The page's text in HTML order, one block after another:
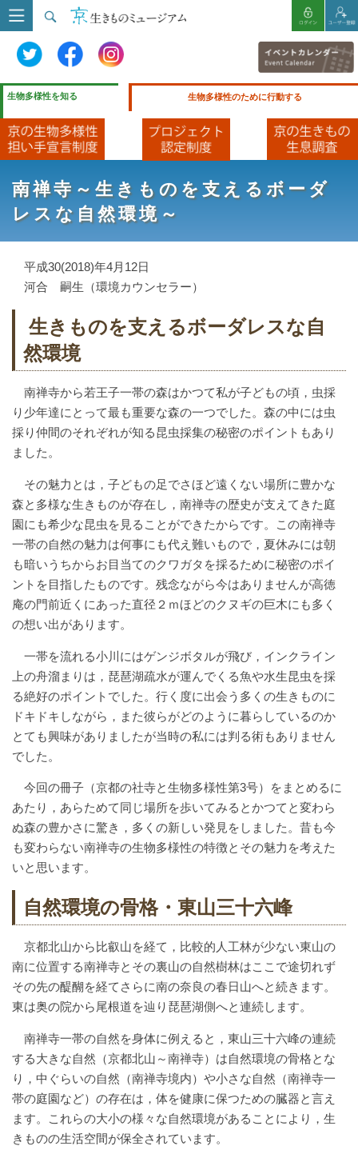
生物多様性を知る 生物多様性のために行動する
南禅寺～生きものを支えるボーダ
レスな自然環境～
平成30(2018)年4月12日
河合 嗣生（環境カウンセラー）
生きものを支えるボーダレスな自
然環境
南禅寺から若王子一帯の森はかつて私が子どもの頃，虫採
り少年達にとって最も重要な森の一つでした。森の中には虫
採り仲間のそれぞれが知る昆虫採集の秘密のポイントもあり
ました。
その魅力とは，子どもの足でさほど遠くない場所に豊かな
森と多様な生きものが存在し，南禅寺の歴史が支えてきた庭
園にも希少な昆虫を見ることができたからです。この南禅寺
一帯の自然の魅力は何事にも代え難いもので，夏休みには朝
も暗いうちからお目当てのクワガタを採るために秘密のポイ
ントを目指したものです。残念ながら今はありませんが高徳
庵の門前近くにあった直径２ｍほどのクヌギの巨木にも多く
の想い出があります。
一帯を流れる小川にはゲンジボタルが飛び，インクライン
上の舟溜まりは，琵琶湖疏水が運んでくる魚や水生昆虫を採
る絶好のポイントでした。行く度に出会う多くの生きものに
ドキドキしながら，また彼らがどのように暮らしているのか
とても興味がありましたが当時の私には判る術もありません
でした。
今回の冊子（京都の社寺と生物多様性第3号）をまとめるに
あたり，あらためて同じ場所を歩いてみるとかつてと変わら
ぬ森の豊かさに驚き，多くの新しい発見をしました。昔も今
も変わらない南禅寺の生物多様性の特徴とその魅力を考えた
いと思います。
自然環境の骨格・東山三十六峰
京都北山から比叡山を経て，比較的人工林が少ない東山の
南に位置する南禅寺とその裏山の自然樹林はここで途切れず
その先の醍醐を経てさらに南の奈良の春日山へと続きます。
東は奥の院から尾根道を辿り琵琶湖側へと連続します。
南禅寺一帯の自然を身体に例えると，東山三十六峰の連続
する大きな自然（京都北山～南禅寺）は自然環境の骨格とな
り，中ぐらいの自然（南禅寺境内）や小さな自然（南禅寺一
帯の庭園など）の存在は，体を健康に保つための臓器と言え
ます。これらの大小の様々な自然環境があることにより，生
きものの生活空間が保全されています。